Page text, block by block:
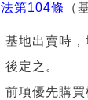
第104條
（
基地出賣時
後定之。
前項優先購